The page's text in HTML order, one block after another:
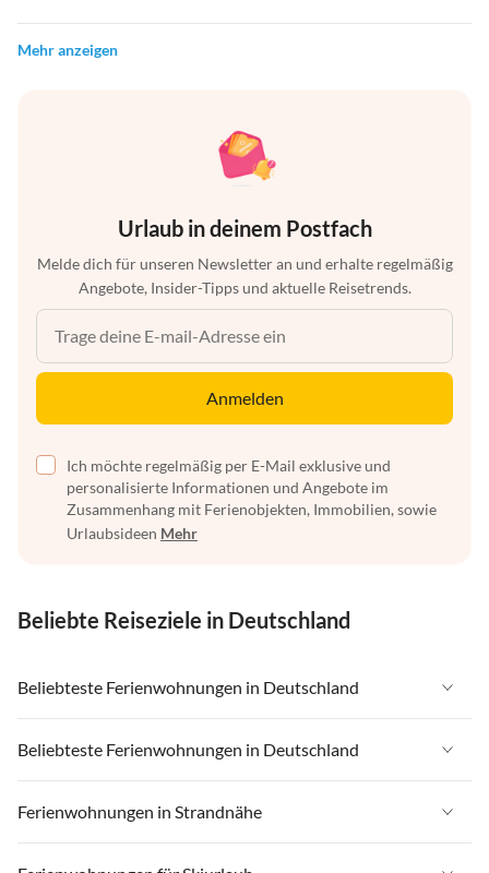
Mehr anzeigen
Urlaub in deinem Postfach
Melde dich für unseren Newsletter an und erhalte regelmäßig
Angebote, Insider-Tipps und aktuelle Reisetrends.
Anmelden
Ich möchte regelmäßig per E-Mail exklusive und
personalisierte Informationen und Angebote im
Zusammenhang mit Ferienobjekten, Immobilien, sowie
Urlaubsideen Mehr
Beliebte Reiseziele in Deutschland
Beliebteste Ferienwohnungen in Deutschland
Ferienwohnungen in Deutschland
Ferienwohnungen in Ostsee
Ferienwohnungen in Nordsee
Beliebteste Ferienwohnungen in Deutschland
Ferienwohnungen in Deutschland
Ferienwohnungen in Ostsee
Ferienwohnungen in Strandnähe